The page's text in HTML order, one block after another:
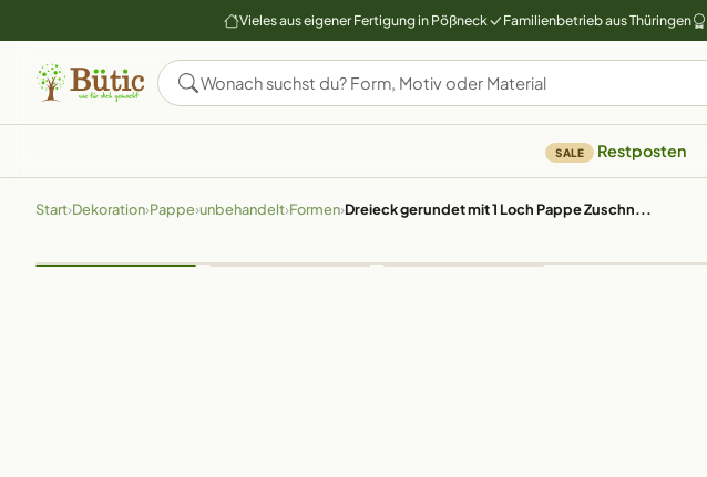
Vieles aus eigener Fertigung in Pößneck Familienbetrieb aus Thüringen
SALE Restposten
Start›Dekoration›Pappe›unbehandelt›Formen›Dreieck gerundet mit 1 Loch Pappe Zuschn...